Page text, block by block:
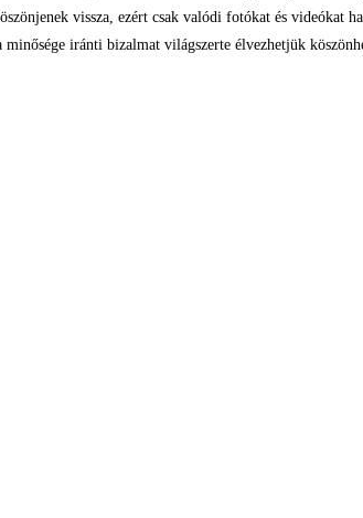
vissza, ezért csak valódi fotókat és videókat
iránti bizalmat világszerte élvezhetjük